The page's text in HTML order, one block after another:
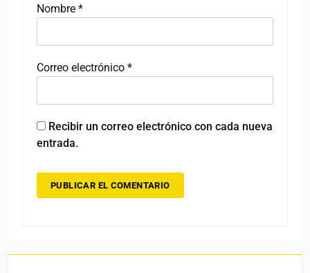
Nombre *
Correo electrónico *
Recibir un correo electrónico con cada nueva
entrada.